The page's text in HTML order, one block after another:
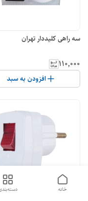
سه راهی کلیددار تهران
۱۱۰٬۰۰۰
افزودن به سبد
خانه